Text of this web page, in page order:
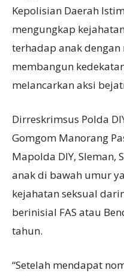
Kepolisian Daerah
mengungkap
terhadap anak dengan
membangun
melancarkan aksi
Dirreskrimsus Polda
Gomgom Manorang
Mapolda DIY, Sleman,
anak di bawah umur
kejahatan seksual
berinisial FAS atau
tahun.
“Setelah mendapat